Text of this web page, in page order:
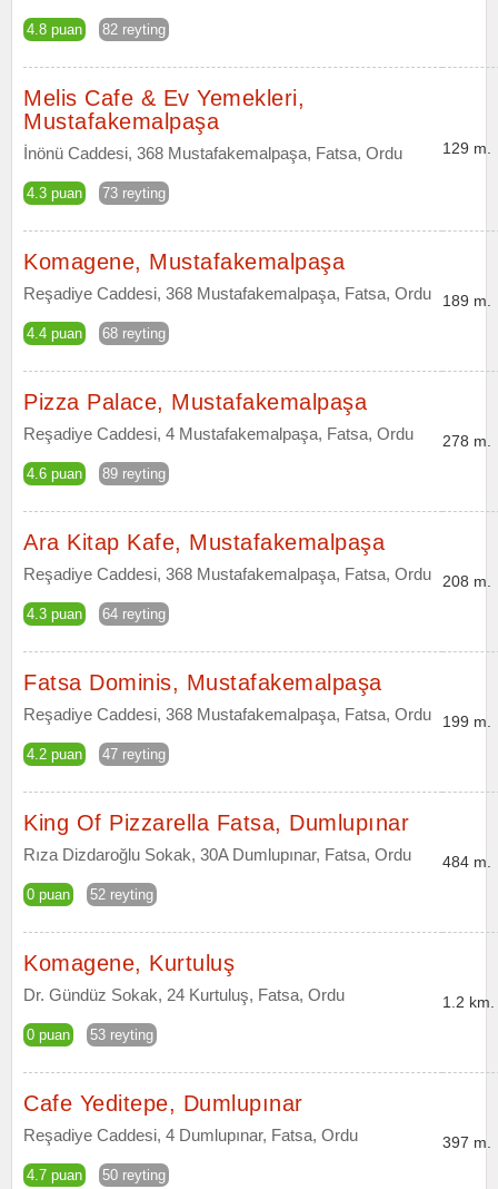
4.8 puan 82 reyting
Melis Cafe & Ev Yemekleri,
Mustafakemalpaşa
İnönü Caddesi, 368 Mustafakemalpaşa, Fatsa, Ordu
4.3 puan 73 reyting
129 m.
Komagene, Mustafakemalpaşa
Reşadiye Caddesi, 368 Mustafakemalpaşa, Fatsa, Ordu
4.4 puan 68 reyting
189 m.
Pizza Palace, Mustafakemalpaşa
Reşadiye Caddesi, 4 Mustafakemalpaşa, Fatsa, Ordu
4.6 puan 89 reyting
278 m.
Ara Kitap Kafe, Mustafakemalpaşa
Reşadiye Caddesi, 368 Mustafakemalpaşa, Fatsa, Ordu
4.3 puan 64 reyting
208 m.
Fatsa Dominis, Mustafakemalpaşa
Reşadiye Caddesi, 368 Mustafakemalpaşa, Fatsa, Ordu
4.2 puan 47 reyting
199 m.
King Of Pizzarella Fatsa, Dumlupınar
Rıza Dizdaroğlu Sokak, 30A Dumlupınar, Fatsa, Ordu
0 puan 52 reyting
484 m.
Komagene, Kurtuluş
Dr. Gündüz Sokak, 24 Kurtuluş, Fatsa, Ordu
0 puan 53 reyting
1.2 km.
Cafe Yeditepe, Dumlupınar
Reşadiye Caddesi, 4 Dumlupınar, Fatsa, Ordu
4.7 puan 50 reyting
397 m.